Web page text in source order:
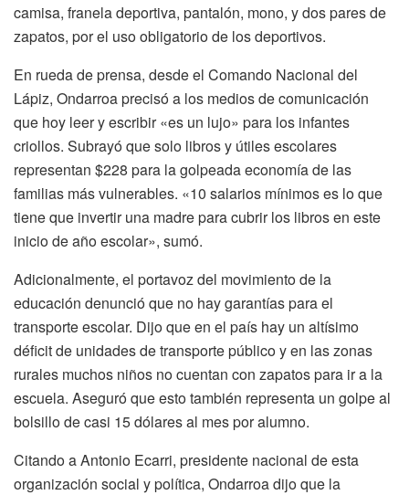
camisa, franela deportiva, pantalón, mono, y dos pares de
zapatos, por el uso obligatorio de los deportivos.
En rueda de prensa, desde el Comando Nacional del
Lápiz, Ondarroa precisó a los medios de comunicación
que hoy leer y escribir «es un lujo» para los infantes
criollos. Subrayó que solo libros y útiles escolares
representan $228 para la golpeada economía de las
familias más vulnerables. «10 salarios mínimos es lo que
tiene que invertir una madre para cubrir los libros en este
inicio de año escolar», sumó.
Adicionalmente, el portavoz del movimiento de la
educación denunció que no hay garantías para el
transporte escolar. Dijo que en el país hay un altísimo
déficit de unidades de transporte público y en las zonas
rurales muchos niños no cuentan con zapatos para ir a la
escuela. Aseguró que esto también representa un golpe al
bolsillo de casi 15 dólares al mes por alumno.
Citando a Antonio Ecarri, presidente nacional de esta
organización social y política, Ondarroa dijo que la